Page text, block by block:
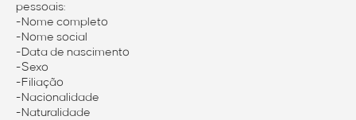
pessoais:
-Nome completo
-Nome social
-Data de nascimento
-Sexo
-Filiação
-Nacionalidade
-Naturalidade